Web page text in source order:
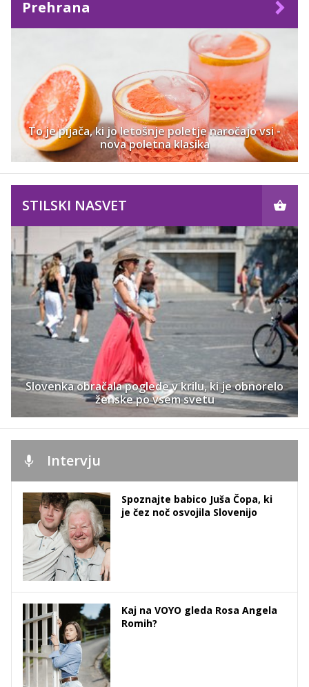
Prehrana
To je pijača, ki jo letošnje poletje naročajo vsi -
nova poletna klasika
STILSKI NASVET
Slovenka obračala poglede v krilu, ki je obnorelo
ženske po vsem svetu
Intervju
Spoznajte babico Juša Čopa, ki
je čez noč osvojila Slovenijo
Kaj na VOYO gleda Rosa Angela
Romih?